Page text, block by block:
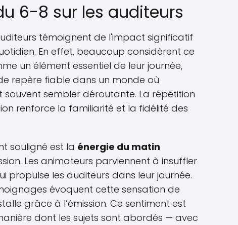
6-8 sur les auditeurs
témoignent de l'impact significatif
En effet, beaucoup considèrent ce
un élément essentiel de leur journée,
repère fiable dans un monde où
souvent sembler déroutante. La répétition
renforce la familiarité et la fidélité des
souligné est la énergie du matin
Les animateurs parviennent à insuffler
propulse les auditeurs dans leur journée.
évoquent cette sensation de
grâce à l’émission. Ce sentiment est
dont les sujets sont abordés — avec